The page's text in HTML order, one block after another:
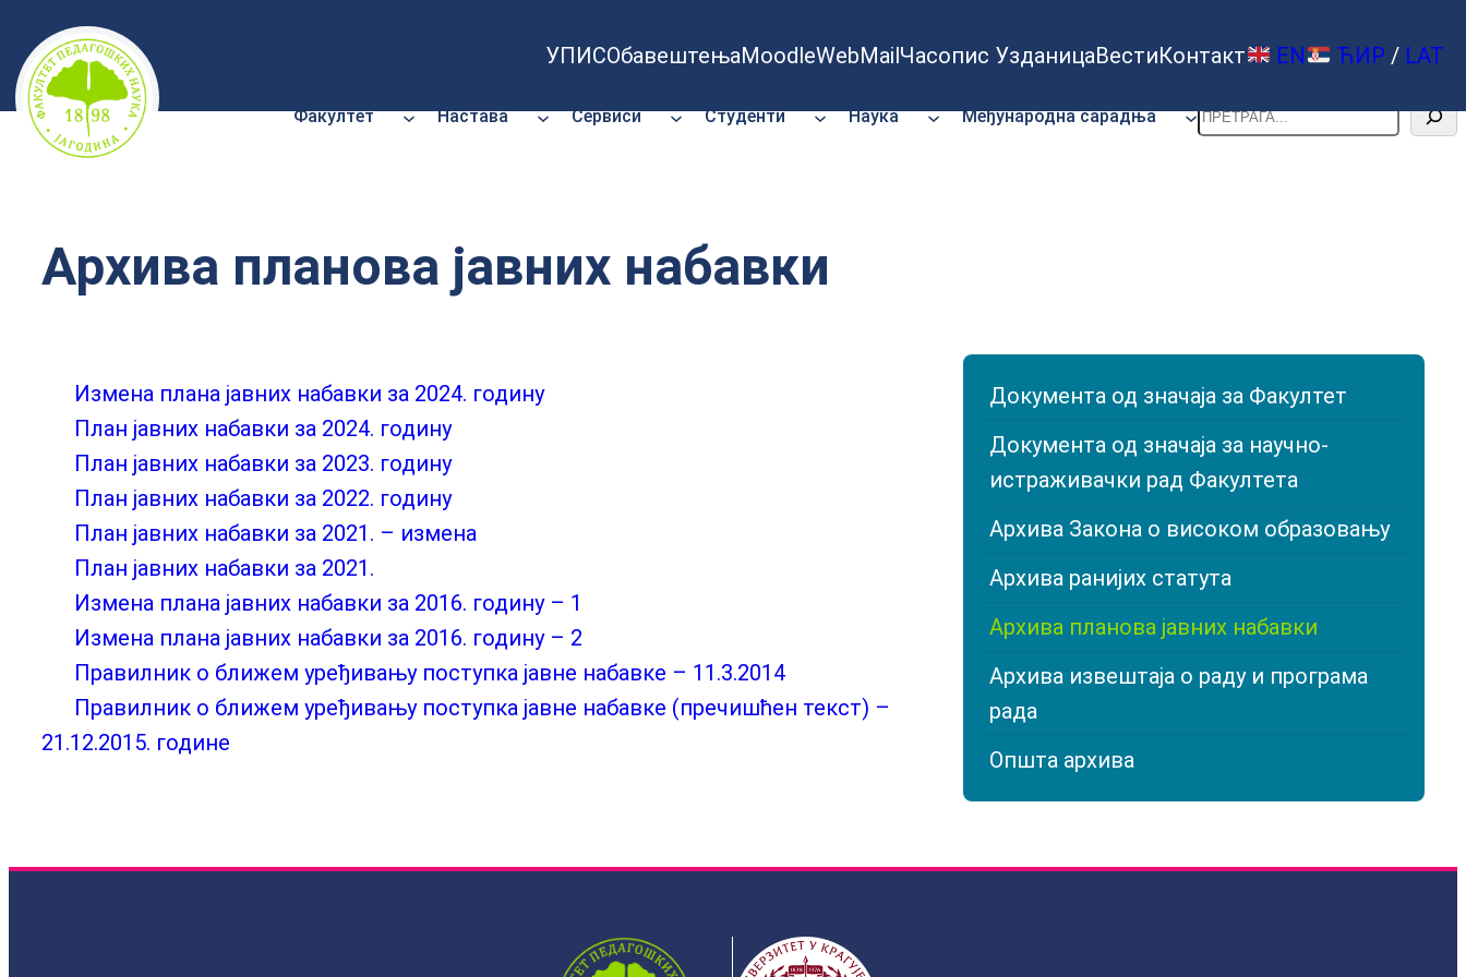
Скочи
на
садржај
УПИСОбавештењаMoodleWebMailЧасопис УзданицаВестиКонтакт EN ЋИР / LAT
Факултет Настава Сервиси Студенти Наука Међународна сарадња Претрага
Архива планова јавних набавки
Измена плана јавних набавки за 2024. годину
План јавних набавки за 2024. годину
План јавних набавки за 2023. годину
План јавних набавки за 2022. годину
План јавних набавки за 2021. – измена
План јавних набавки за 2021.
Измена плана јавних набавки за 2016. годину – 1
Измена плана јавних набавки за 2016. годину – 2
Правилник о ближем уређивању поступка јавне набавке – 11.3.2014
Правилник о ближем уређивању поступка јавне набавке (пречишћен текст) –
21.12.2015. године
Документа од значаја за Факултет
Документа од значаја за научно-
истраживачки рад Факултета
Архива Закона о високом образовању
Архива ранијих статута
Архива планова јавних набавки
Архива извештаја о раду и прoграма
рада
Општа архива